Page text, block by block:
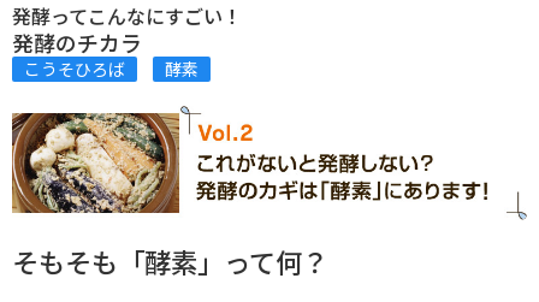
発酵ってこんなにすごい！
発酵のチカラ
こうそひろば 酵素
そもそも「酵素」って何？